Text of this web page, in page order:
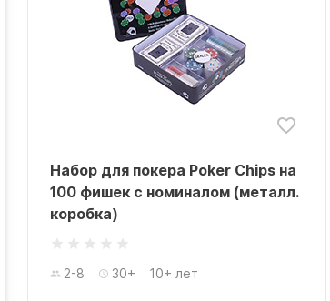
Набор для покера Poker Chips на
100 фишек с номиналом (металл.
коробка)
2-8 30+ 10+ лет